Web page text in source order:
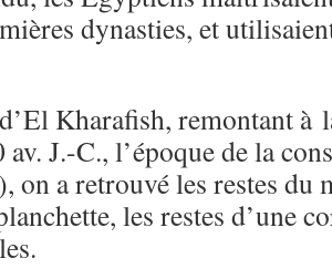
dynasties, et
Kharafish, remontant à
J.-C., l’époque de la
on a retrouvé les restes du
les restes d’une